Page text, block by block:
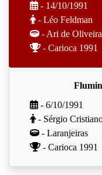
- 14/10/1991
- Léo Feldman
- Ari de Oliveira
- Carioca 1991
- 6/10/1991
- Sérgio
- Laranjeiras
- Carioca 1991